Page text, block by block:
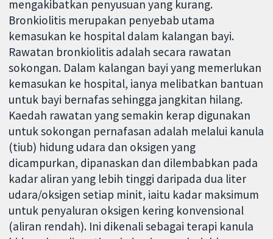
mengakibatkan penyusuan yang kurang.
Bronkiolitis merupakan penyebab utama
kemasukan ke hospital dalam kalangan bayi.
Rawatan bronkiolitis adalah secara rawatan
sokongan. Dalam kalangan bayi yang memerlukan
kemasukan ke hospital, ianya melibatkan bantuan
untuk bayi bernafas sehingga jangkitan hilang.
Kaedah rawatan yang semakin kerap digunakan
untuk sokongan pernafasan adalah melalui kanula
(tiub) hidung udara dan oksigen yang
dicampurkan, dipanaskan dan dilembabkan pada
kadar aliran yang lebih tinggi daripada dua liter
udara/oksigen setiap minit, iaitu kadar maksimum
untuk penyaluran oksigen kering konvensional
(aliran rendah). Ini dikenali sebagai terapi kanula